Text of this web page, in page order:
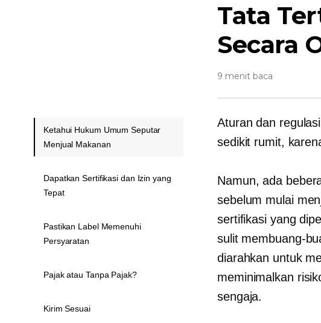
Tata
Secara
9 menit baca
Aturan dan
sedikit rumit,
Namun, ada
sebelum mulai
sertifikasi yang
sulit membuang-
diarahkan untuk
meminimalkan
sengaja.
Ketahui Hukum Umum Seputar
Menjual Makanan
Dapatkan Sertifikasi dan Izin yang
Tepat
Pastikan Label Memenuhi
Persyaratan
Pajak atau Tanpa Pajak?
Kirim Sesuai